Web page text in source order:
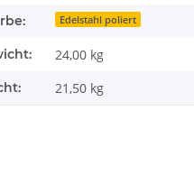
Edelstahl poliert
24,00 kg
21,50 kg